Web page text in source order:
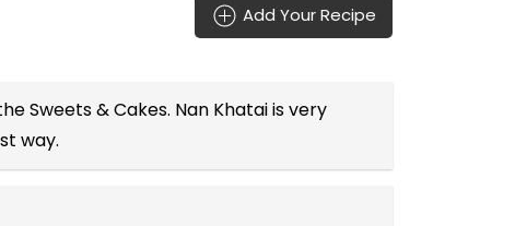
Add Your Recipe
Sweets & Cakes. Nan Khatai is very
way.